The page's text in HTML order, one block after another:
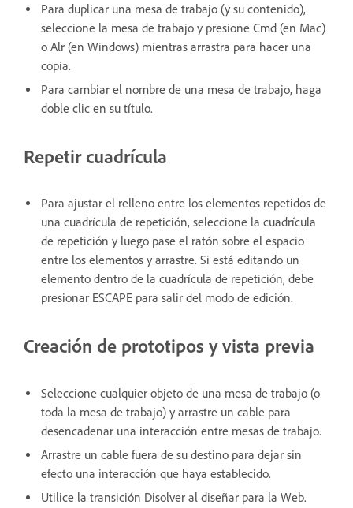
Para duplicar una mesa de trabajo (y su contenido),
seleccione la mesa de trabajo y presione Cmd (en Mac)
o Alr (en Windows) mientras arrastra para hacer una
copia.
Para cambiar el nombre de una mesa de trabajo, haga
doble clic en su título.
Repetir cuadrícula
Para ajustar el relleno entre los elementos repetidos de
una cuadrícula de repetición, seleccione la cuadrícula
de repetición y luego pase el ratón sobre el espacio
entre los elementos y arrastre. Si está editando un
elemento dentro de la cuadrícula de repetición, debe
presionar ESCAPE para salir del modo de edición.
Creación de prototipos y vista previa
Seleccione cualquier objeto de una mesa de trabajo (o
toda la mesa de trabajo) y arrastre un cable para
desencadenar una interacción entre mesas de trabajo.
Arrastre un cable fuera de su destino para dejar sin
efecto una interacción que haya establecido.
Utilice la transición Disolver al diseñar para la Web.